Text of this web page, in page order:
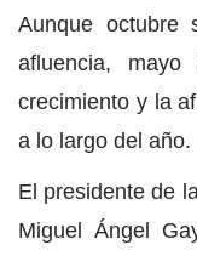
Aunque octubre
afluencia,
crecimiento y la
a lo largo del año.
El presidente de
Miguel Ángel